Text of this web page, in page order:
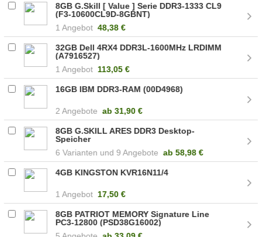
8GB G.Skill [ Value ] Serie DDR3-1333 CL9
(F3-10600CL9D-8GBNT)
1 Angebot 48,38 €
32GB Dell 4RX4 DDR3L-1600MHz LRDIMM
(A7916527)
1 Angebot 113,05 €
16GB IBM DDR3-RAM (00D4968)
2 Angebote ab 31,90 €
8GB G.SKILL ARES DDR3 Desktop-
Speicher
6
9 Angebote ab 58,98 €
4GB KINGSTON KVR16N11/4
1 Angebot 17,50 €
8GB PATRIOT MEMORY Signature Line
PC3-12800 (PSD38G16002)